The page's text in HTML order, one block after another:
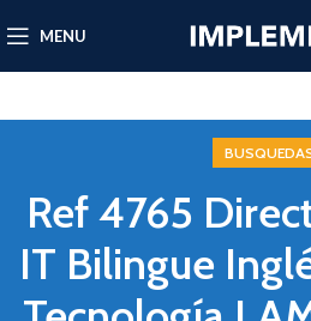
MENU
Ref 4765
IT Bilingue